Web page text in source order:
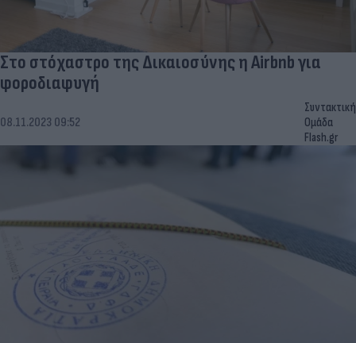
Στο στόχαστρο της Δικαιοσύνης η Airbnb για
φοροδιαφυγή
08.11.2023 09:52
Συντακτική
Ομάδα
Flash.gr